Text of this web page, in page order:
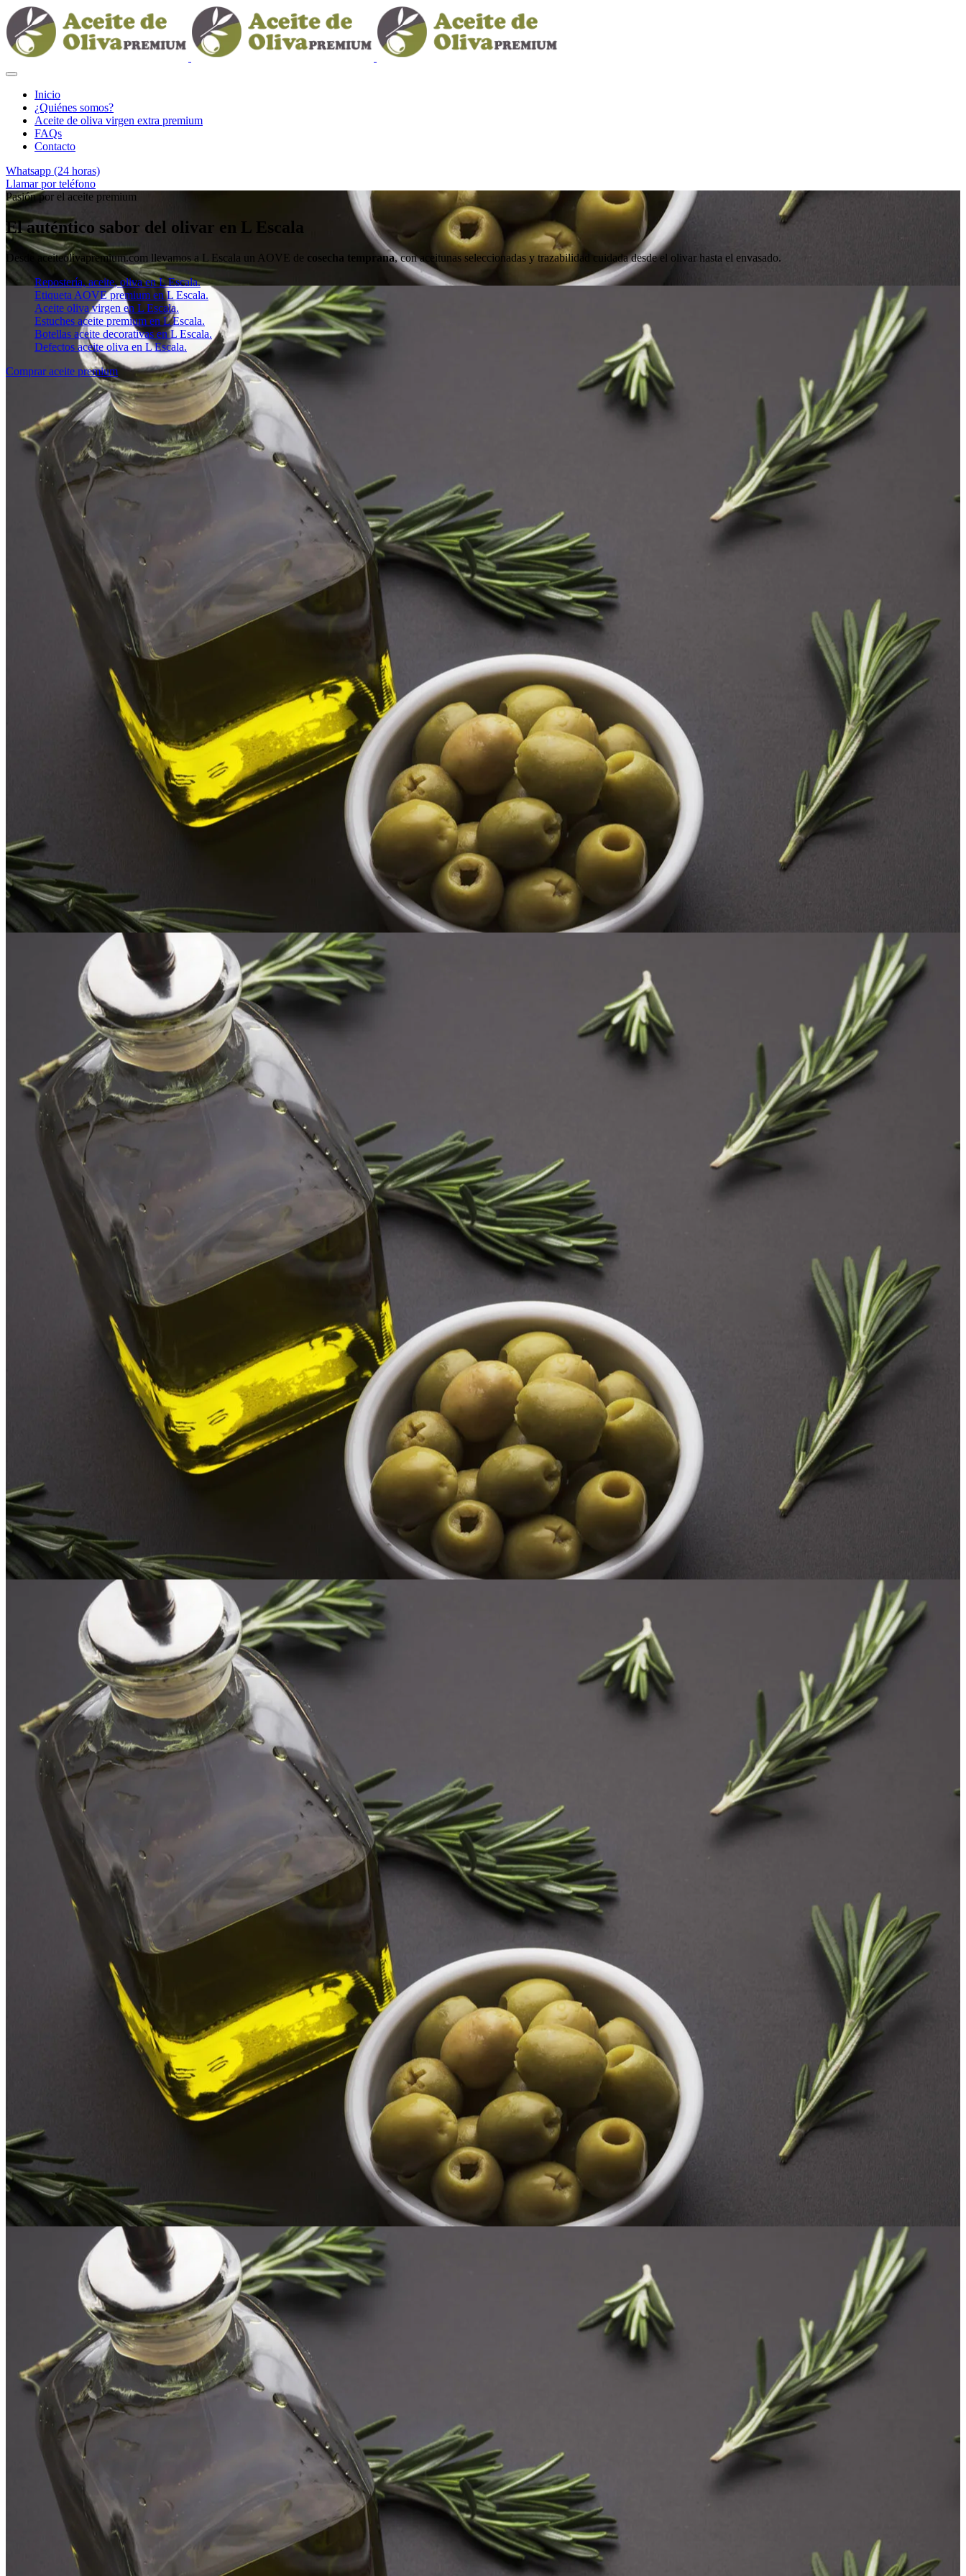
Inicio
¿Quiénes somos?
Aceite de oliva virgen extra premium
FAQs
Contacto
Whatsapp (24 horas)
Llamar por teléfono
Pasión por el aceite premium
El auténtico sabor del olivar en L Escala
Desde aceiteolivapremium.com llevamos a L Escala un AOVE de cosecha temprana, con aceitunas seleccionadas y trazabilidad cuidada desde el olivar hasta el envasado.
Repostería, aceite, oliva en L Escala.
Etiqueta AOVE premium en L Escala.
Aceite oliva virgen en L Escala.
Estuches aceite premium en L Escala.
Botellas aceite decorativas en L Escala.
Defectos aceite oliva en L Escala.
Comprar aceite premium